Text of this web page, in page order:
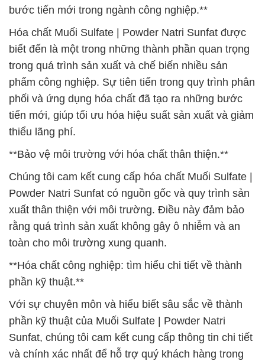
bước tiến mới trong ngành công nghiệp.**
Hóa chất Muối Sulfate | Powder Natri Sunfat được
biết đến là một trong những thành phần quan trọng
trong quá trình sản xuất và chế biến nhiều sản
phẩm công nghiệp. Sự tiên tiến trong quy trình phân
phối và ứng dụng hóa chất đã tạo ra những bước
tiến mới, giúp tối ưu hóa hiệu suất sản xuất và giảm
thiểu lãng phí.
**Bảo vệ môi trường với hóa chất thân thiện.**
Chúng tôi cam kết cung cấp hóa chất Muối Sulfate |
Powder Natri Sunfat có nguồn gốc và quy trình sản
xuất thân thiện với môi trường. Điều này đảm bảo
rằng quá trình sản xuất không gây ô nhiễm và an
toàn cho môi trường xung quanh.
**Hóa chất công nghiệp: tìm hiểu chi tiết về thành
phần kỹ thuật.**
Với sự chuyên môn và hiểu biết sâu sắc về thành
phần kỹ thuật của Muối Sulfate | Powder Natri
Sunfat, chúng tôi cam kết cung cấp thông tin chi tiết
và chính xác nhất để hỗ trợ quý khách hàng trong